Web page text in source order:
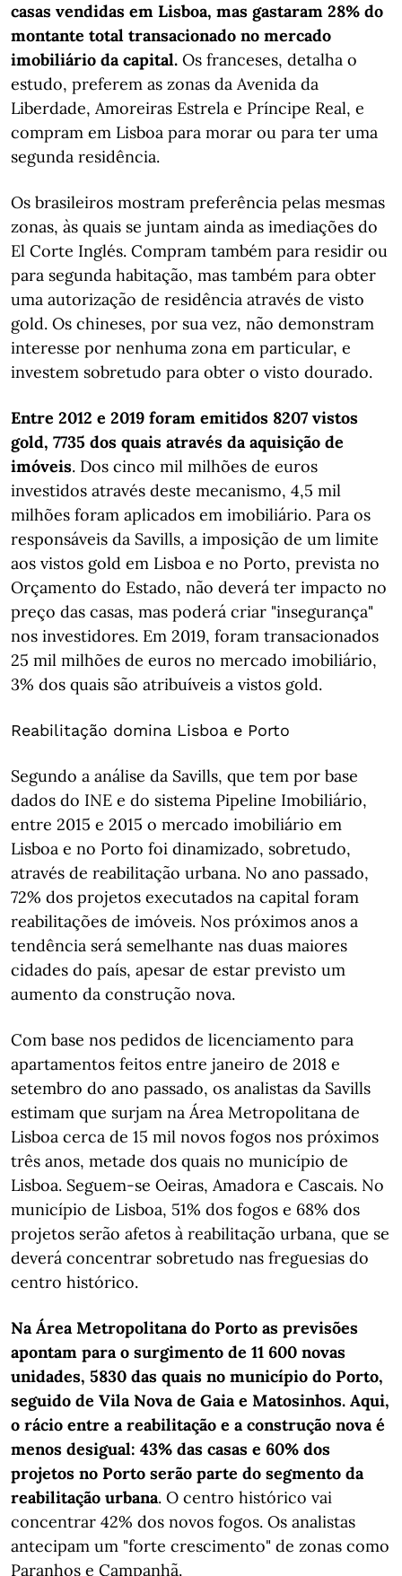
casas vendidas em Lisboa, mas gastaram 28% do
montante total transacionado no mercado
imobiliário da capital. Os franceses, detalha o
estudo, preferem as zonas da Avenida da
Liberdade, Amoreiras Estrela e Príncipe Real, e
compram em Lisboa para morar ou para ter uma
segunda residência.
Os brasileiros mostram preferência pelas mesmas
zonas, às quais se juntam ainda as imediações do
El Corte Inglés. Compram também para residir ou
para segunda habitação, mas também para obter
uma autorização de residência através de visto
gold. Os chineses, por sua vez, não demonstram
interesse por nenhuma zona em particular, e
investem sobretudo para obter o visto dourado.
Entre 2012 e 2019 foram emitidos 8207 vistos
gold, 7735 dos quais através da aquisição de
imóveis. Dos cinco mil milhões de euros
investidos através deste mecanismo, 4,5 mil
milhões foram aplicados em imobiliário. Para os
responsáveis da Savills, a imposição de um limite
aos vistos gold em Lisboa e no Porto, prevista no
Orçamento do Estado, não deverá ter impacto no
preço das casas, mas poderá criar "insegurança"
nos investidores. Em 2019, foram transacionados
25 mil milhões de euros no mercado imobiliário,
3% dos quais são atribuíveis a vistos gold.
Reabilitação domina Lisboa e Porto
Segundo a análise da Savills, que tem por base
dados do INE e do sistema Pipeline Imobiliário,
entre 2015 e 2015 o mercado imobiliário em
Lisboa e no Porto foi dinamizado, sobretudo,
através de reabilitação urbana. No ano passado,
72% dos projetos executados na capital foram
reabilitações de imóveis. Nos próximos anos a
tendência será semelhante nas duas maiores
cidades do país, apesar de estar previsto um
aumento da construção nova.
Com base nos pedidos de licenciamento para
apartamentos feitos entre janeiro de 2018 e
setembro do ano passado, os analistas da Savills
estimam que surjam na Área Metropolitana de
Lisboa cerca de 15 mil novos fogos nos próximos
três anos, metade dos quais no município de
Lisboa. Seguem-se Oeiras, Amadora e Cascais. No
município de Lisboa, 51% dos fogos e 68% dos
projetos serão afetos à reabilitação urbana, que se
deverá concentrar sobretudo nas freguesias do
centro histórico.
Na Área Metropolitana do Porto as previsões
apontam para o surgimento de 11 600 novas
unidades, 5830 das quais no município do Porto,
seguido de Vila Nova de Gaia e Matosinhos. Aqui,
o rácio entre a reabilitação e a construção nova é
menos desigual: 43% das casas e 60% dos
projetos no Porto serão parte do segmento da
reabilitação urbana. O centro histórico vai
concentrar 42% dos novos fogos. Os analistas
antecipam um "forte crescimento" de zonas como
Paranhos e Campanhã.